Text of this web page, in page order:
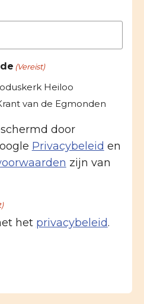
(Vereist)
Heiloo
van de Egmonden
door
Privacybeleid en
zijn van
het privacybeleid.